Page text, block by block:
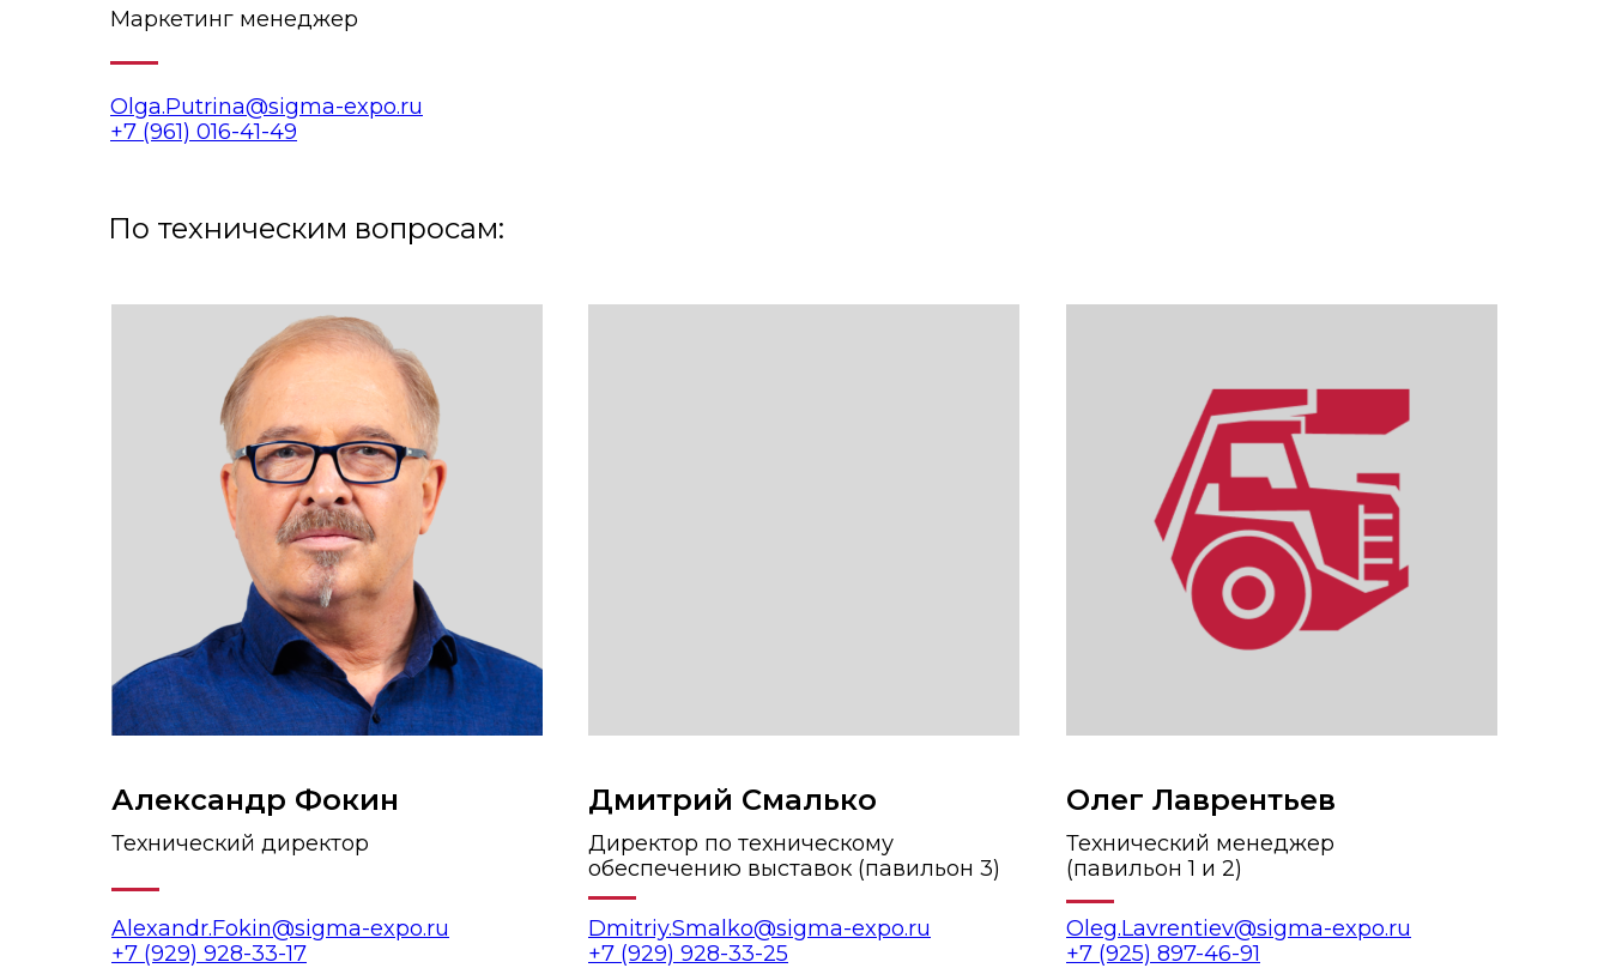
Маркетинг менеджер
Olga.Putrina@sigma-expo.ru
+7 (961) 016-41-49
Александр Фокин
Технический директор
Alexandr.Fokin@sigma-expo.ru
+7 (929) 928-33-17
По техническим вопросам:
Дмитрий Смалько
Директор по техническому
обеспечению выставок (павильон 3)
Dmitriy.Smalko@sigma-expo.ru
+7 (929) 928-33-25
Олег Лаврентьев
Технический менеджер
(павильон 1 и 2)
Oleg.Lavrentiev@sigma-expo.ru
+7 (925) 897-46-91